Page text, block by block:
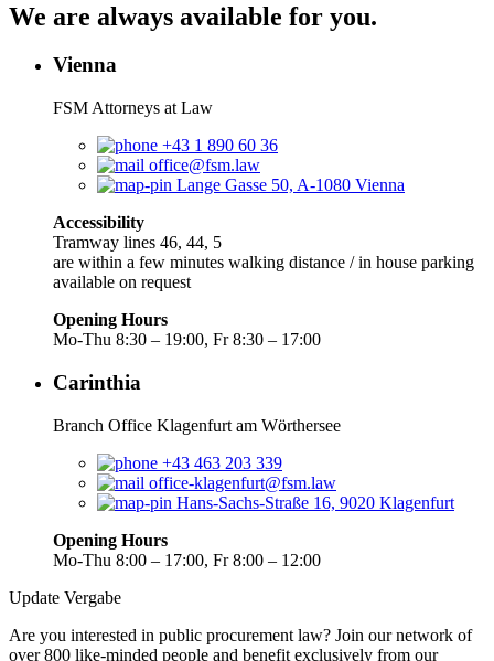
We are always available for you.
Vienna
FSM Attorneys at Law
+43 1 890 60 36
office@fsm.law
Lange Gasse 50, A-1080 Vienna
Accessibility
Tramway lines 46, 44, 5
are within a few minutes walking distance / in house parking
available on request
Opening Hours
Mo-Thu 8:30 – 19:00, Fr 8:30 – 17:00
Carinthia
Branch Office Klagenfurt am Wörthersee
+43 463 203 339
office-klagenfurt@fsm.law
Hans-Sachs-Straße 16, 9020 Klagenfurt
Opening Hours
Mo-Thu 8:00 – 17:00, Fr 8:00 – 12:00
Update Vergabe
Are you interested in public procurement law? Join our network of
over 800 like-minded people and benefit exclusively from our